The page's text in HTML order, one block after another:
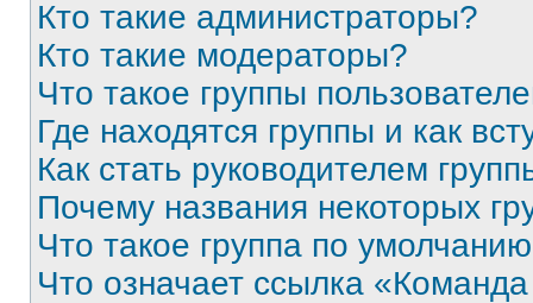
Кто такие администраторы?
Кто такие модераторы?
Что такое группы
Где находятся группы и как
Как стать руководителем
Почему названия некоторых
Что такое группа по
Что означает ссылка